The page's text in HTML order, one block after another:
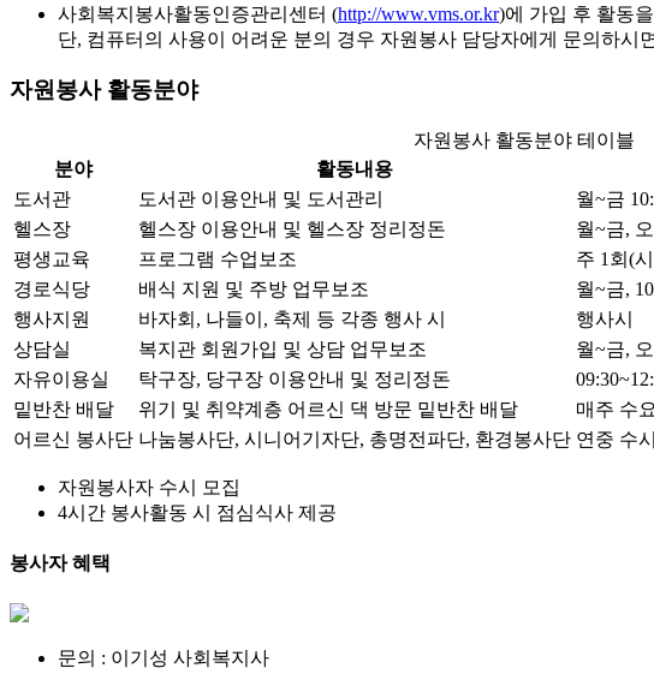
사회복지봉사활동인증관리센터 (http://www.vms.or.kr)에 가입 후 활동
단, 컴퓨터의 사용이 어려운 분의 경우 자원봉사 담당자에게 문의하시
자원봉사 활동분야
자원봉사 활동분야 테이블
분야
활동내용
도서관
도서관 이용안내 및 도서관리
월~금
헬스장
헬스장 이용안내 및 헬스장 정리정돈
월~금,
평생교육
프로그램 수업보조
주 1회(
경로식당
배식 지원 및 주방 업무보조
월~금,
행사지원
바자회, 나들이, 축제 등 각종 행사 시
행사시
상담실
복지관 회원가입 및 상담 업무보조
월~금,
자유이용실
탁구장, 당구장 이용안내 및 정리정돈
밑반찬 배달
위기 및 취약계층 어르신 댁 방문 밑반찬 배달
매주 수
어르신 봉사단 나눔봉사단, 시니어기자단, 총명전파단, 환경봉사단 연중 수시
자원봉사자 수시 모집
4시간 봉사활동 시 점심식사 제공
봉사자 혜택
문의 : 이기성 사회복지사